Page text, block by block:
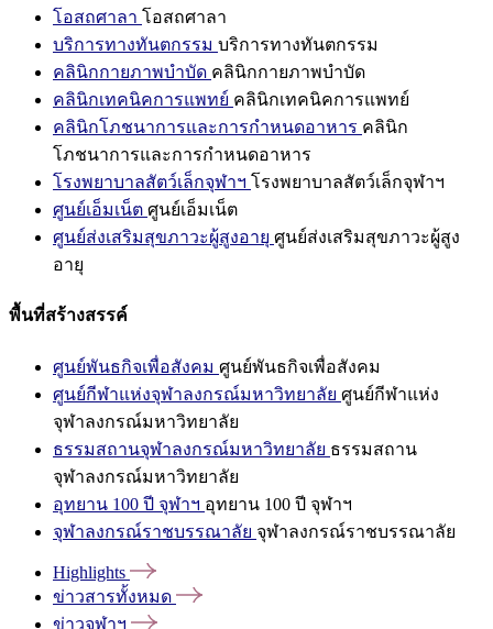
โอสถศาลา โอสถศาลา
บริการทางทันตกรรม บริการทางทันตกรรม
คลินิกกายภาพบำบัด คลินิกกายภาพบำบัด
คลินิกเทคนิคการแพทย์ คลินิกเทคนิคการแพทย์
คลินิกโภชนาการและการกำหนดอาหาร คลินิก
โภชนาการและการกำหนดอาหาร
โรงพยาบาลสัตว์เล็กจุฬาฯ โรงพยาบาลสัตว์เล็กจุฬาฯ
ศูนย์เอ็มเน็ต ศูนย์เอ็มเน็ต
ศูนย์ส่งเสริมสุขภาวะผู้สูงอายุ ศูนย์ส่งเสริมสุขภาวะผู้สูง
อายุ
พื้นที่สร้างสรรค์
ศูนย์พันธกิจเพื่อสังคม ศูนย์พันธกิจเพื่อสังคม
ศูนย์กีฬาแห่งจุฬาลงกรณ์มหาวิทยาลัย ศูนย์กีฬาแห่ง
จุฬาลงกรณ์มหาวิทยาลัย
ธรรมสถานจุฬาลงกรณ์มหาวิทยาลัย ธรรมสถาน
จุฬาลงกรณ์มหาวิทยาลัย
อุทยาน 100 ปี จุฬาฯ อุทยาน 100 ปี จุฬาฯ
จุฬาลงกรณ์ราชบรรณาลัย จุฬาลงกรณ์ราชบรรณาลัย
Highlights
ข่าวสารทั้งหมด
ข่าวจุฬาฯ